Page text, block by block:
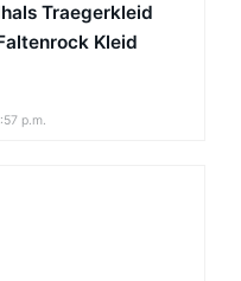
Traegerkleid
Kleid
p.m.